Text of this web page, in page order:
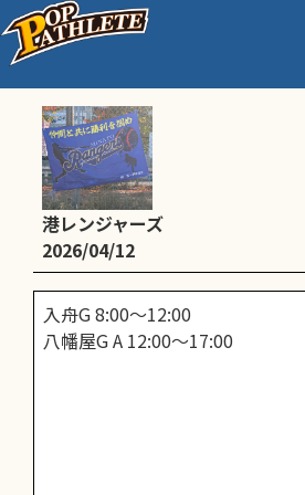
練習
港レンジャーズ
2026/04/12
入舟G 8:00〜12:00
八幡屋G A 12:00〜17:00